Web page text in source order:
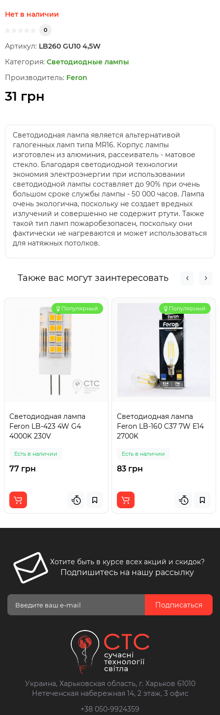
Нет в наличии
0
Артикул: LB260 GU10 4,5W
Категория: Светодиодные лампы
Производитель: Feron
31 грн
Cветодиодная лампа является альтернативой
галогенных ламп типа MR16. Корпус лампы
изготовлен из алюминия, рассеиватель - матовое
стекло. Благодаря светодиодной технологии
экономия электроэнергии при использовании
светодиодной лампы составляет до 90% при очень
большом сроке службы лампы - 50 000 часов. Лампа
очень экологична, поскольку не создает вредных
излучений и совершенно не содержит ртути. Также
такой тип ламп пожаробезопасен, поскольку они
фактически не нагреваются и может использоваться
для натяжных потолков.
Также вас могут заинтересовать
Популярный
Светодиодная лампа
Feron LB-423 4W G4
4000K 230V
Есть в наличии
77 грн
Популярный
Светодиодная лампа
Feron LB-160 C37 7W E14
2700K
Есть в наличии
83 грн
Хотите быть в курсе всех акций и скидок?
Подпишитесь на нашу рассылку
Подписаться
Украина, Харьковская область, г. Харьков 61010
Нетеченская набережная 14, 2 этаж, 3 офис
+38 050-9924359